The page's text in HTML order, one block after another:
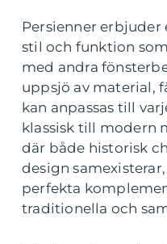
Persienner
stil och funktion
med andra
uppsjö av material,
kan anpassas till
klassisk till modern
där både historisk
design
perfekta
traditionella och